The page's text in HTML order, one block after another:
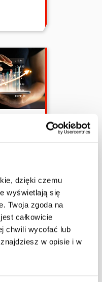
dzięki czemu
wyświetlają się
Twoja zgoda na
całkowicie
chwili wycofać lub
w opisie i w